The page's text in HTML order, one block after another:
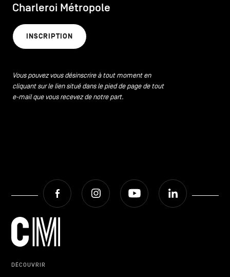
Charleroi Métropole
INSCRIPTION
Vous pouvez vous désinscrire à tout moment en
cliquant sur le lien situé dans le pied de page de tout
e-mail que vous recevez de notre part.
Facebook Instagram Youtube
DÉCOUVRIR